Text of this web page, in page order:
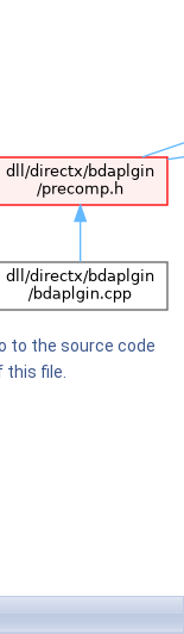
to the source code
this file.